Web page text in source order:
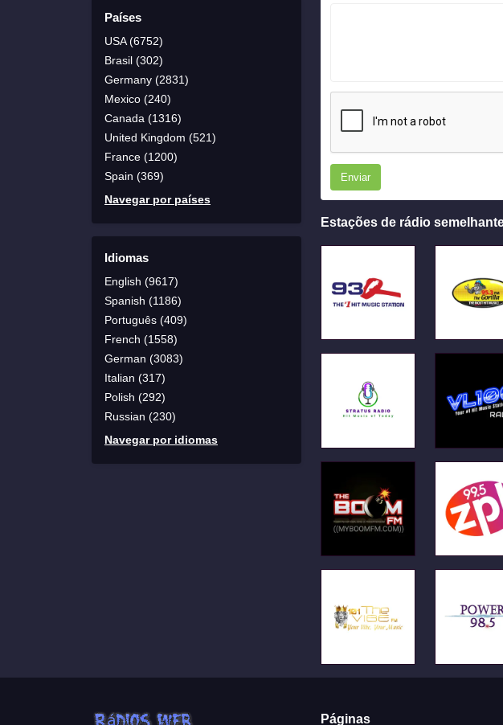
Países
USA (6752)
Brasil (302)
Germany (2831)
Mexico (240)
Canada (1316)
United Kingdom (521)
France (1200)
Spain (369)
Navegar por países
Idiomas
English (9617)
Spanish (1186)
Português (409)
French (1558)
German (3083)
Italian (317)
Polish (292)
Russian (230)
Navegar por idiomas
Enviar
Estações de rádio
Páginas